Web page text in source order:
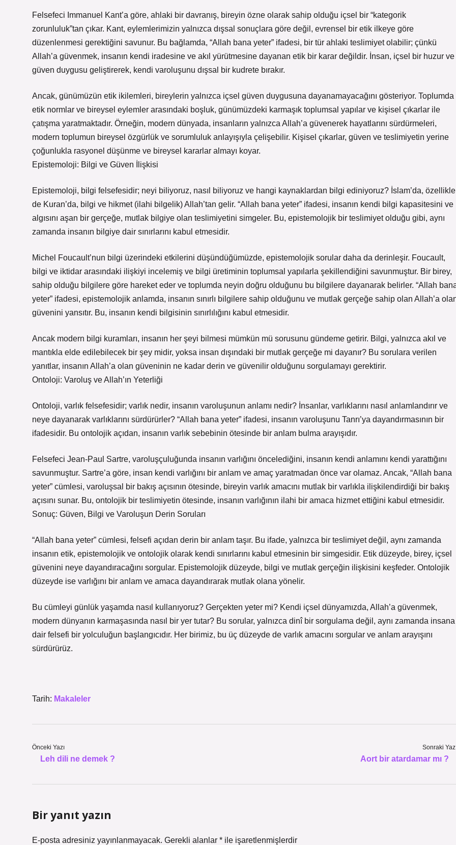
Felsefeci Immanuel Kant’a göre, ahlaki bir davranış, bireyin özne olarak sahip olduğu içsel bir “kategorik
zorunluluk”tan çıkar. Kant, eylemlerimizin yalnızca dışsal sonuçlara göre değil, evrensel bir etik ilkeye göre
düzenlenmesi gerektiğini savunur. Bu bağlamda, “Allah bana yeter” ifadesi, bir tür ahlaki teslimiyet olabilir; çünkü
Allah’a güvenmek, insanın kendi iradesine ve akıl yürütmesine dayanan etik bir karar değildir. İnsan, içsel bir huzur ve
güven duygusu geliştirerek, kendi varoluşunu dışsal bir kudrete bırakır.
Ancak, günümüzün etik ikilemleri, bireylerin yalnızca içsel güven duygusuna dayanamayacağını gösteriyor. Toplumda
etik normlar ve bireysel eylemler arasındaki boşluk, günümüzdeki karmaşık toplumsal yapılar ve kişisel çıkarlar ile
çatışma yaratmaktadır. Örneğin, modern dünyada, insanların yalnızca Allah’a güvenerek hayatlarını sürdürmeleri,
modern toplumun bireysel özgürlük ve sorumluluk anlayışıyla çelişebilir. Kişisel çıkarlar, güven ve teslimiyetin yerine
çoğunlukla rasyonel düşünme ve bireysel kararlar almayı koyar.
Epistemoloji: Bilgi ve Güven İlişkisi
Epistemoloji, bilgi felsefesidir; neyi biliyoruz, nasıl biliyoruz ve hangi kaynaklardan bilgi ediniyoruz? İslam’da, özellikle
de Kuran’da, bilgi ve hikmet (ilahi bilgelik) Allah’tan gelir. “Allah bana yeter” ifadesi, insanın kendi bilgi kapasitesini ve
algısını aşan bir gerçeğe, mutlak bilgiye olan teslimiyetini simgeler. Bu, epistemolojik bir teslimiyet olduğu gibi, aynı
zamanda insanın bilgiye dair sınırlarını kabul etmesidir.
Michel Foucault’nun bilgi üzerindeki etkilerini düşündüğümüzde, epistemolojik sorular daha da derinleşir. Foucault,
bilgi ve iktidar arasındaki ilişkiyi incelemiş ve bilgi üretiminin toplumsal yapılarla şekillendiğini savunmuştur. Bir birey,
sahip olduğu bilgilere göre hareket eder ve toplumda neyin doğru olduğunu bu bilgilere dayanarak belirler. “Allah
yeter” ifadesi, epistemolojik anlamda, insanın sınırlı bilgilere sahip olduğunu ve mutlak gerçeğe sahip olan Allah’a
güvenini yansıtır. Bu, insanın kendi bilgisinin sınırlılığını kabul etmesidir.
Ancak modern bilgi kuramları, insanın her şeyi bilmesi mümkün mü sorusunu gündeme getirir. Bilgi, yalnızca akıl ve
mantıkla elde edilebilecek bir şey midir, yoksa insan dışındaki bir mutlak gerçeğe mi dayanır? Bu sorulara verilen
yanıtlar, insanın Allah’a olan güveninin ne kadar derin ve güvenilir olduğunu sorgulamayı gerektirir.
Ontoloji: Varoluş ve Allah’ın Yeterliği
Ontoloji, varlık felsefesidir; varlık nedir, insanın varoluşunun anlamı nedir? İnsanlar, varlıklarını nasıl anlamlandırır ve
neye dayanarak varlıklarını sürdürürler? “Allah bana yeter” ifadesi, insanın varoluşunu Tanrı’ya dayandırmasının bir
ifadesidir. Bu ontolojik açıdan, insanın varlık sebebinin ötesinde bir anlam bulma arayışıdır.
Felsefeci Jean-Paul Sartre, varoluşçuluğunda insanın varlığını öncelediğini, insanın kendi anlamını kendi yarattığını
savunmuştur. Sartre’a göre, insan kendi varlığını bir anlam ve amaç yaratmadan önce var olamaz. Ancak, “Allah bana
yeter” cümlesi, varoluşsal bir bakış açısının ötesinde, bireyin varlık amacını mutlak bir varlıkla ilişkilendirdiği bir bakış
açısını sunar. Bu, ontolojik bir teslimiyetin ötesinde, insanın varlığının ilahi bir amaca hizmet ettiğini kabul etmesidir.
Sonuç: Güven, Bilgi ve Varoluşun Derin Soruları
“Allah bana yeter” cümlesi, felsefi açıdan derin bir anlam taşır. Bu ifade, yalnızca bir teslimiyet değil, aynı zamanda
insanın etik, epistemolojik ve ontolojik olarak kendi sınırlarını kabul etmesinin bir simgesidir. Etik düzeyde, birey, içsel
güvenini neye dayandıracağını sorgular. Epistemolojik düzeyde, bilgi ve mutlak gerçeğin ilişkisini keşfeder. Ontolojik
düzeyde ise varlığını bir anlam ve amaca dayandırarak mutlak olana yönelir.
Bu cümleyi günlük yaşamda nasıl kullanıyoruz? Gerçekten yeter mi? Kendi içsel dünyamızda, Allah’a güvenmek,
modern dünyanın karmaşasında nasıl bir yer tutar? Bu sorular, yalnızca dinî bir sorgulama değil, aynı zamanda insana
dair felsefi bir yolculuğun başlangıcıdır. Her birimiz, bu üç düzeyde de varlık amacını sorgular ve anlam arayışını
sürdürürüz.
Tarih: Makaleler
Önceki Yazı
Leh dili ne demek ?
Sonraki
Aort bir atardamar mı ?
Bir yanıt yazın
E-posta adresiniz yayınlanmayacak. Gerekli alanlar * ile işaretlenmişlerdir